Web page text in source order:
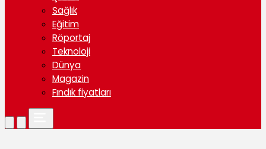
Sağlık
Eğitim
Röportaj
Teknoloji
Dünya
Magazin
Fındık fiyatları